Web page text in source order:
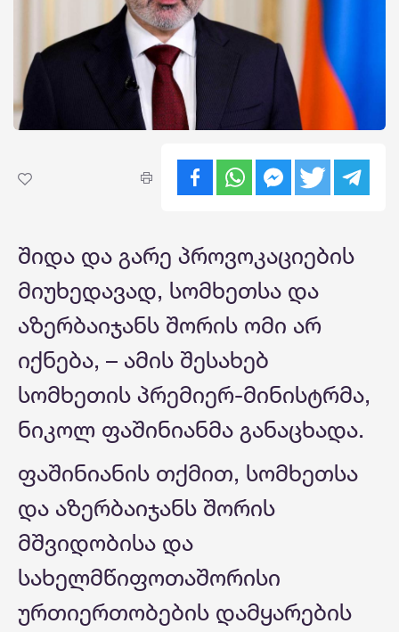
შიდა და გარე პროვოკაციების
მიუხედავად, სომხეთსა და
აზერბაიჯანს შორის ომი არ
იქნება, – ამის შესახებ
სომხეთის პრემიერ-მინისტრმა,
ნიკოლ ფაშინიანმა განაცხადა.
ფაშინიანის თქმით, სომხეთსა
და აზერბაიჯანს შორის
მშვიდობისა და
სახელმწიფოთაშორისი
ურთიერთობების დამყარების